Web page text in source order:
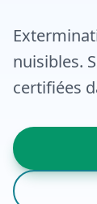
nuisibles.
certifiées